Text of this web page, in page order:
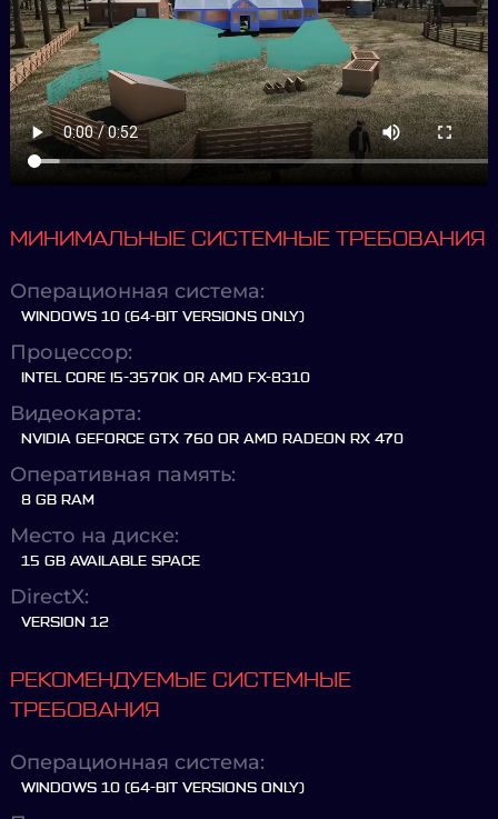
МИНИМАЛЬНЫЕ СИСТЕМНЫЕ ТРЕБОВАНИЯ
Операционная система:
WINDOWS 10 (64-BIT VERSIONS ONLY)
Процессор:
INTEL CORE I5-3570K OR AMD FX-8310
Видеокарта:
NVIDIA GEFORCE GTX 760 OR AMD RADEON RX 470
Оперативная память:
8 GB RAM
Место на диске:
15 GB AVAILABLE SPACE
DirectX:
VERSION 12
РЕКОМЕНДУЕМЫЕ СИСТЕМНЫЕ
ТРЕБОВАНИЯ
Операционная система:
WINDOWS 10 (64-BIT VERSIONS ONLY)